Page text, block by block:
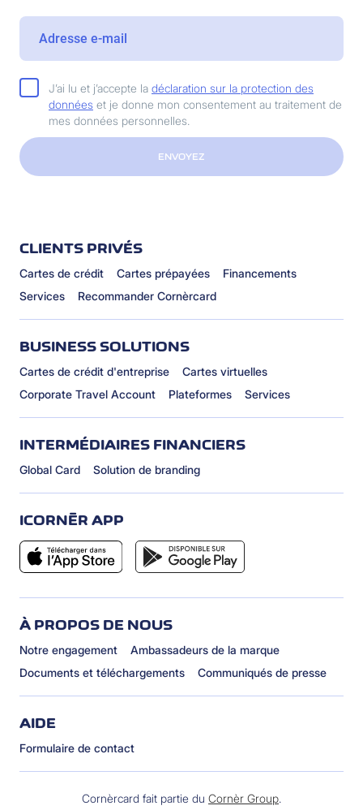
J’ai lu et j’accepte la déclaration sur la protection des
données et je donne mon consentement au traitement de
mes données personnelles.
ENVOYEZ
CLIENTS PRIVÉS
Cartes de crédit Cartes prépayées
Financements
Services
Recommander Cornèrcard
BUSINESS SOLUTIONS
Cartes de crédit d'entreprise
Cartes virtuelles
Corporate Travel Account
Plateformes Services
INTERMÉDIAIRES FINANCIERS
Global Card Solution de branding
ICORNÈR APP
À PROPOS DE NOUS
Notre engagement
Ambassadeurs de la marque
Documents et téléchargements
Communiqués de presse
AIDE
Formulaire de contact
Cornèrcard fait partie du Cornèr Group.